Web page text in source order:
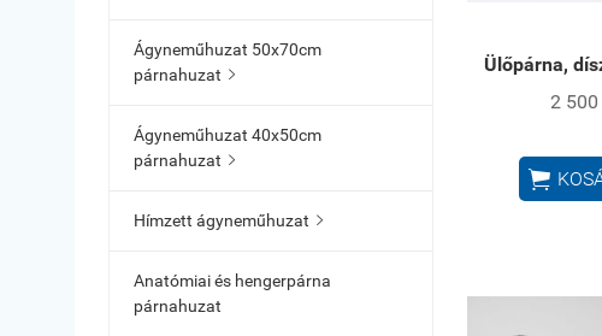
Ágyneműhuzat 50x70cm
párnahuzat 
Ágyneműhuzat 40x50cm
párnahuzat 
Hímzett ágyneműhuzat 
Anatómiai és hengerpárna
párnahuzat
Ülőpárna,
2 500
